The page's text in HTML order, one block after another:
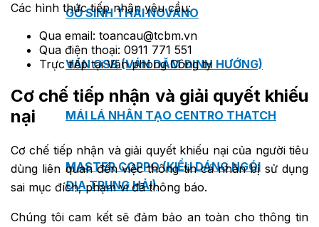
GỖ SINH THÁI NOVANO
VÁN OSB (VÁN DĂM ĐỊNH HƯỚNG)
MÁI LÁ NHÂN TẠO CENTRO THATCH
MASTER COPPO (KIỂU DÁNG NGÓI
ĐỊA TRUNG HẢI)
Các hình thức tiếp nhận yêu cầu:
Qua email: toancau@tcbm.vn
Qua điện thoại: 0911 771 551
Trực tiếp tại Văn phòng Công ty
Cơ chế tiếp nhận và giải quyết khiếu
nại
Cơ chế tiếp nhận và giải quyết khiếu nại của người tiêu
dùng liên quan đến việc thông tin cá nhân bị sử dụng
sai mục đích, phạm vi đã thông báo.
Chúng tôi cam kết sẽ đảm bảo an toàn cho thông tin